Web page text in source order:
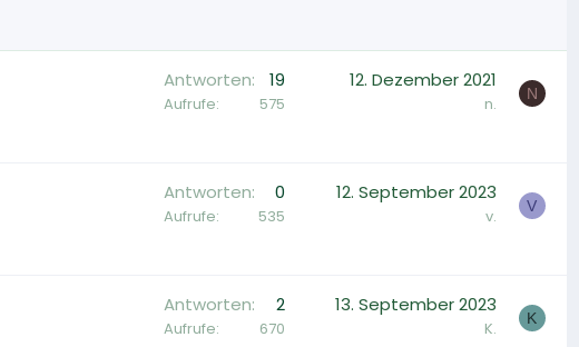
Antworten 19
Aufrufe 575
12. Dezember 2021
n. N
Antworten 0
Aufrufe 535
12. September 2023
v. V
Antworten 2
Aufrufe 670
13. September 2023
K. K